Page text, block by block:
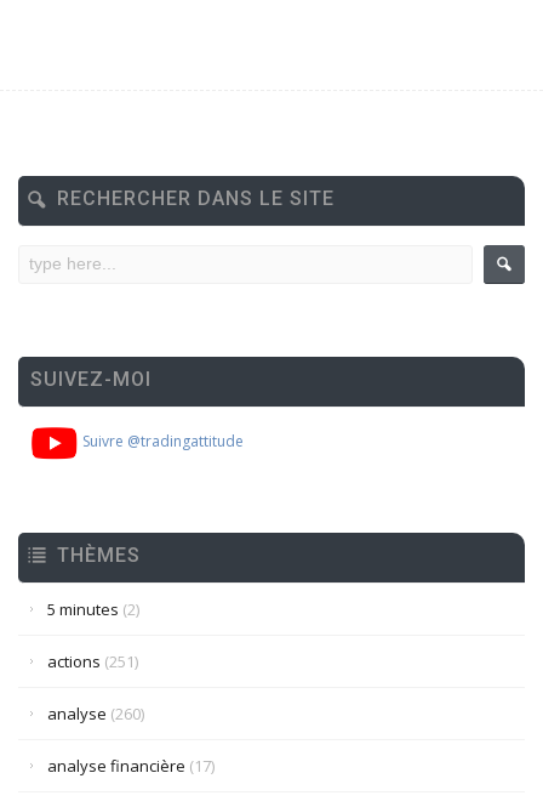
RECHERCHER DANS LE SITE
SUIVEZ-MOI
Suivre @tradingattitude
THÈMES
5 minutes (2)
actions (251)
analyse (260)
analyse financière (17)